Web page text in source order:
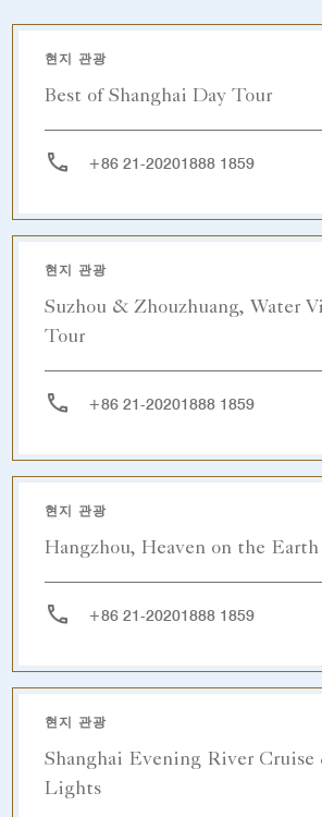
현지 관광
Best of Shanghai Day Tour
+86 21-20201888 1859
현지 관광
Suzhou & Zhouzhuang, Water
Tour
+86 21-20201888 1859
현지 관광
Hangzhou, Heaven on the
+86 21-20201888 1859
현지 관광
Shanghai Evening River
Lights